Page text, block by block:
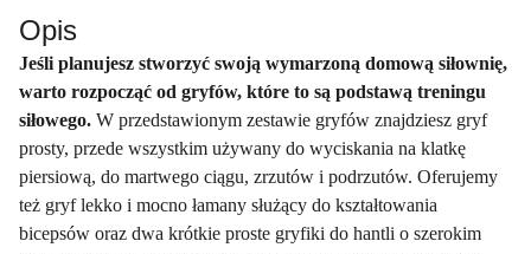
Opis
Jeśli planujesz stworzyć swoją wymarzoną domową siłownię,
warto rozpocząć od gryfów, które to są podstawą treningu
siłowego. W przedstawionym zestawie gryfów znajdziesz gryf
prosty, przede wszystkim używany do wyciskania na klatkę
piersiową, do martwego ciągu, zrzutów i podrzutów. Oferujemy
też gryf lekko i mocno łamany służący do kształtowania
bicepsów oraz dwa krótkie proste gryfiki do hantli o szerokim